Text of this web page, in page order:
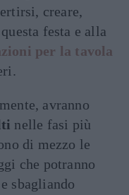
creare,
festa e alla
per la tavola
avranno
nelle fasi più
di mezzo le
che potranno
sbagliando